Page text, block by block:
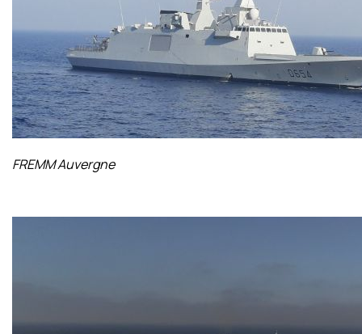
FREMM Auvergne